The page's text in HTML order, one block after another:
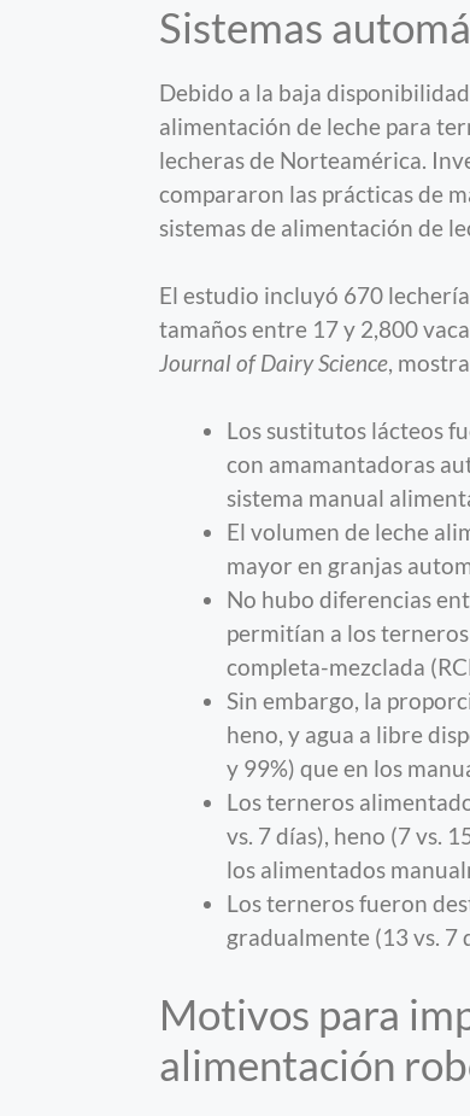
Sistemas
Debido a la baja
alimentación de leche para
lecheras de Norteamérica.
compararon las prácticas de
sistemas de alimentación de
El estudio incluyó 670
tamaños entre 17 y 2,800
Journal of Dairy Science,
Los sustitutos lácteos
con amamantadoras
sistema manual
El volumen de leche
mayor en granjas
No hubo diferencias
permitían a los
completa-mezclada
Sin embargo, la
heno, y agua a libre
y 99%) que en los
Los terneros
vs. 7 días), heno (7 vs.
los alimentados
Los terneros fueron
gradualmente (13 vs. 7
Motivos para
alimentación